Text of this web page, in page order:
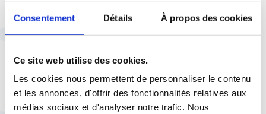
Consentement Détails À propos des cookies
Ce site web utilise des cookies.
Les cookies nous permettent de personnaliser le contenu
et les annonces, d'offrir des fonctionnalités relatives aux
médias sociaux et d'analyser notre trafic. Nous
Réunies, les puissances « moyennes » prêtes à
défendre leurs modèles démocratiques (UE,
Royaume-Uni, Canada, Japon…) rivalisent
mondiale. Un rapport de force qui peut leur
permettre demain de produire et
commercer entre elles. De s’ouvrir ensuite au
reste du monde en conditionnant nos